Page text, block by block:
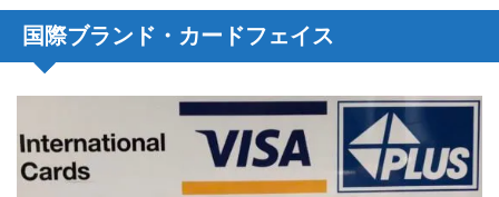
国際ブランド・カードフェイス